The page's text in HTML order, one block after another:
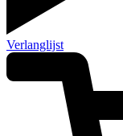
Verlanglijst